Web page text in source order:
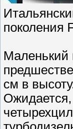
поколения
Маленький
см в
Ожидается,